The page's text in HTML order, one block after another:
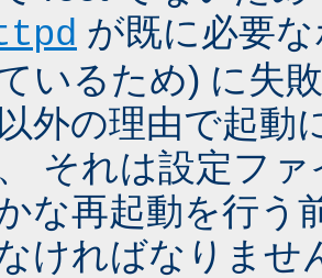
が既に必要
いるため) に失
外の理由で起動
それは設定フ
な再起動を行う
ければなりませ